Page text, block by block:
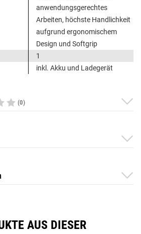
anwendungsgerechtes
Arbeiten, höchste Handlichkeit
aufgrund ergonomischem
Design und Softgrip
1
inkl. Akku und Ladegerät
(0)
AUS DIESER